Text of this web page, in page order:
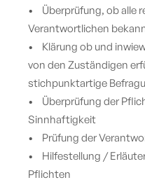
• Überprüfung, ob alle
Verantwortlichen
• Klärung ob und
von den Zuständigen
stichpunktartige
• Überprüfung der
Sinnhaftigkeit
• Prüfung der
• Hilfestellung /
Pflichten